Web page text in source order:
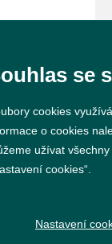
se
cookies
o cookies
užívat
cookies“.
Nastavení